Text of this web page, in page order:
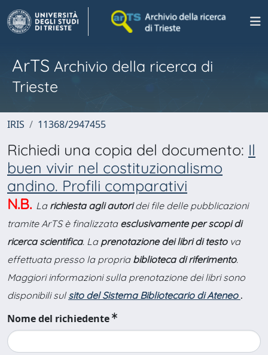
ArTS Archivio della ricerca di
Trieste
IRIS 11368/2947455
Richiedi una copia del documento: Il
buen vivir nel costituzionalismo
andino. Profili comparativi
N.B. La richiesta agli autoridei file delle pubblicazioni
tramite ArTS è finalizzata esclusivamente per scopi di
ricerca scientifica. La prenotazione dei libri di testova
effettuata presso la propria biblioteca di riferimento.
Maggiori informazioni sulla prenotazione dei libri sono
disponibili sul sito del Sistema Bibliotecario di Ateneo .
Nome del richiedente